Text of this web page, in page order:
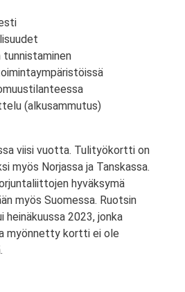
tunnistaminen
(alkusammutus)
viisi vuotta. Tulityökortti on
myös Norjassa ja Tanskassa.
hyväksymä
myös Suomessa. Ruotsin
2023, jonka
myönnetty kortti ei ole